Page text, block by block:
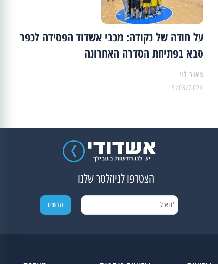
על חודה של נקודה: מכבי אשדוד הפסידה לכפר
סבא בפתיחת הסדרה האחרונה
מאור לוי
19/06/2024
הצטרפו לניוזלטר שלנו